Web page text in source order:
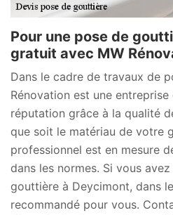
Pour une pose de
gratuit avec MW
Dans le cadre de travaux de
Rénovation est une
réputation grâce à la qualité
que soit le matériau de votre
professionnel est en mesure
dans les normes. Si vous
gouttière à Deycimont, dans
recommandé pour vous.